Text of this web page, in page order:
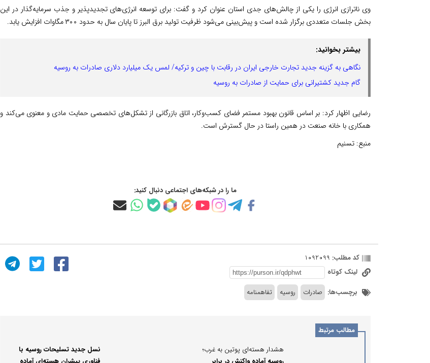
وی ناترازی انرژی را یکی از چالش‌های جدی استان عنوان کرد و گفت: برای توسعه انرژی‌های تجدیدپذیر و جذب سرمایه‌گذار در این
بخش جلسات متعددی برگزار شده است و پیش‌بینی می‌شود ظرفیت تولید برق البرز تا پایان سال به حدود ۳۰۰ مگاوات افزایش یابد.
بیشتر بخوانید:
نگاهی به گزینه جدید تجارت خارجی ایران در رقابت با چین و ترکیه/ لمس یک میلیارد دلاری صادرات به روسیه
گام جدید کشتیرانی برای حمایت از صادرات به روسیه
رضایی اظهار کرد: بر اساس قانون بهبود مستمر فضای کسب‌وکار، اتاق بازرگانی از تشکل‌های تخصصی حمایت مادی و معنوی می‌کند و
همکاری با خانه صنعت در همین راستا در حال گسترش است.
منبع: تسنیم
ما را در شبکه‌های اجتماعی دنبال کنید:
کد مطلب: 1092099
لینک کوتاه
برچسب‌ها: صادرات روسیه تفاهمنامه
مطالب مرتبط
هشدار هسته‌ای پوتین به غرب؛
نسل جدید تسلیحات روسیه با